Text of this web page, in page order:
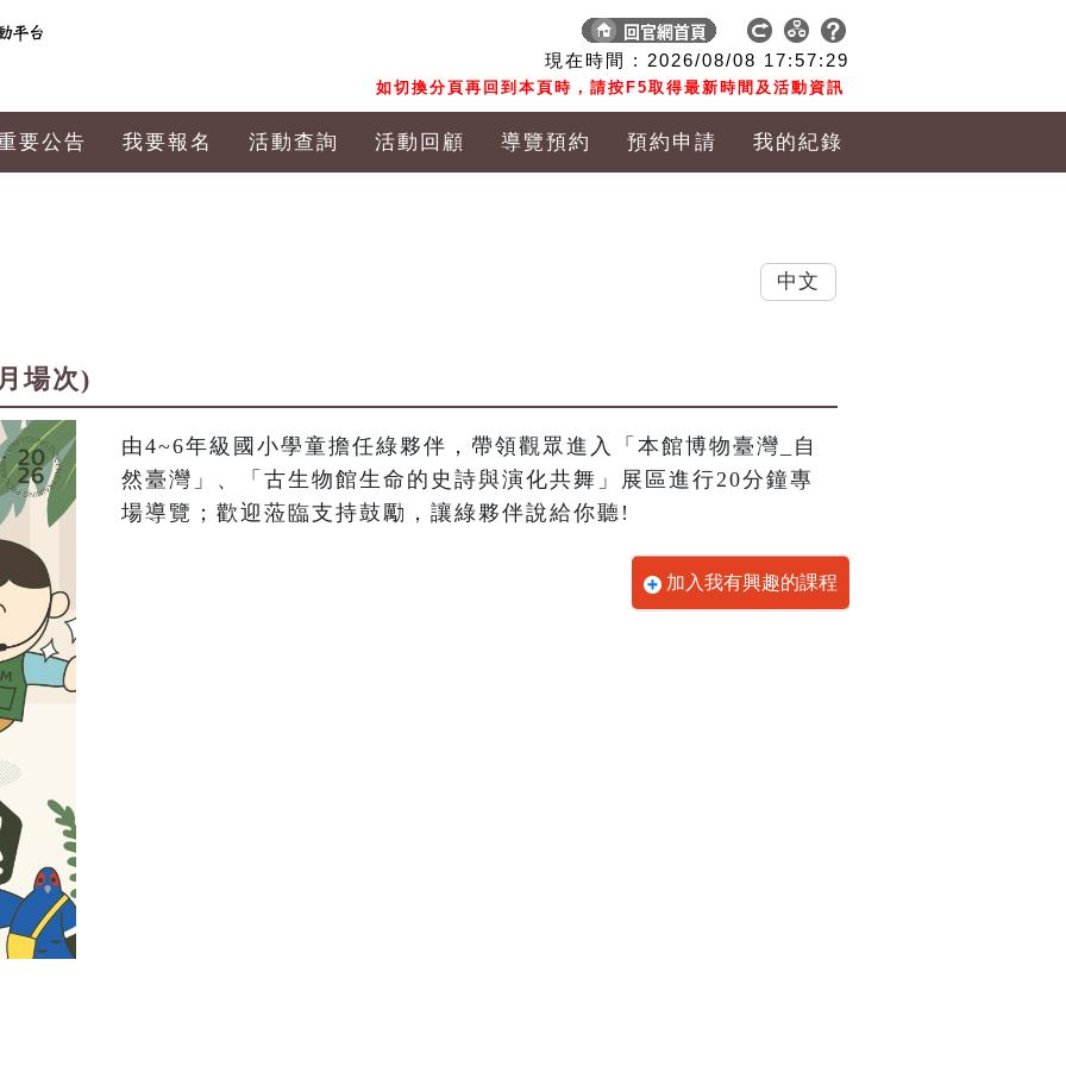
現在時間 : 2026/08/08 17:57:30
如切換分頁再回到本頁時，請按F5取得最新時間及活動資訊
要公告 我要報名 活動查詢 活動回顧 導覽預約 預約申請 我的紀錄
場次)
由4~6年級國小學童擔任綠夥伴，帶領觀眾進入「本館博物臺灣_自
然臺灣」、「古生物館生命的史詩與演化共舞」展區進行20分鐘專
場導覽；歡迎蒞臨支持鼓勵，讓綠夥伴說給你聽!
加入我有興趣的課程